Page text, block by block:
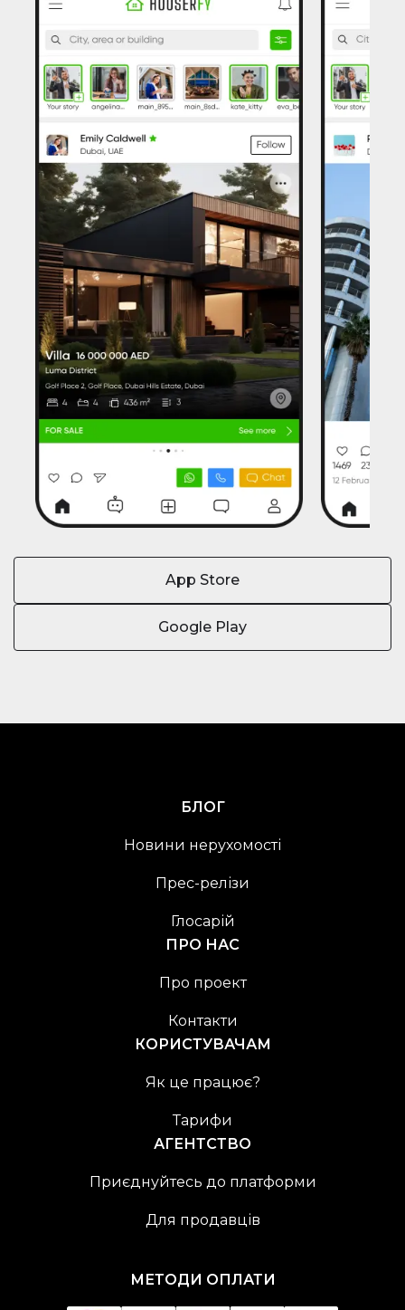
App Store
Google Play
БЛОГ
Новини нерухомості
Прес-релізи
Глосарій
ПРО НАС
Про проект
Контакти
КОРИСТУВАЧАМ
Як це працює?
Тарифи
АГЕНТСТВО
Приєднуйтесь до платформи
Для продавців
МЕТОДИ ОПЛАТИ